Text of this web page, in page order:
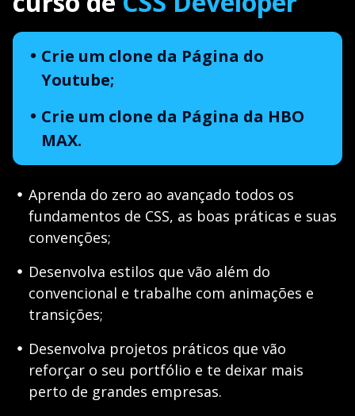
Crie um clone da Página do
Youtube;
Crie um clone da Página da HBO
MAX.
Aprenda do zero ao avançado todos os
fundamentos de CSS, as boas práticas e suas
convenções;
Desenvolva estilos que vão além do
convencional e trabalhe com animações e
transições;
Desenvolva projetos práticos que vão
reforçar o seu portfólio e te deixar mais
perto de grandes empresas.